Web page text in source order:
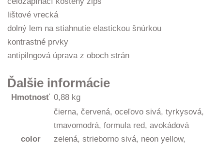
lištové vrecká
dolný lem na stiahnutie elastickou šnúrkou
kontrastné prvky
antipilngová úprava z oboch strán
Ďalšie informácie
Hmotnosť 0,88 kg
color
čierna, červená, oceľovo sivá, tyrkysová,
tmavomodrá, formula red, avokádová
zelená, strieborno sivá, neon yellow,